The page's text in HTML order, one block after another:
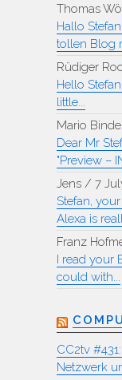
Thomas
Hallo
tollen Blog
Rüdiger
Hello
little...
Mario
Dear Mr
"Preview –
Jens / 7
Stefan,
Alexa is
Franz
I read your
could with...
CC2tv
Netzwerk